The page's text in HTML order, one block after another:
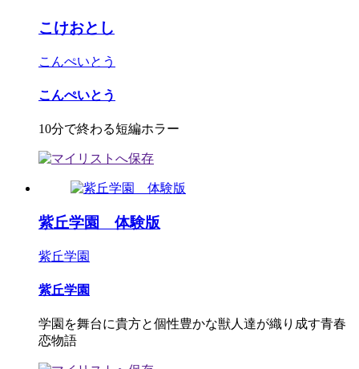
こけおとし
こんぺいとう
こんぺいとう
10分で終わる短編ホラー
紫丘学園 体験版
紫丘学園
紫丘学園
学園を舞台に貴方と個性豊かな獣人達が織り成す青春
恋物語